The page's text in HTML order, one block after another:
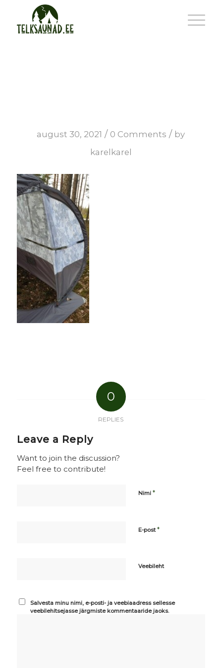
august 30, 2021 / 0 Comments / by
karelkarel
0
REPLIES
Leave a Reply
Want to join the discussion?
Feel free to contribute!
Nimi *
E-post*
Veebileht
Salvesta minu nimi, e-posti- ja veebiaadress sellesse
veebilehitsejasse järgmiste kommentaaride jaoks.